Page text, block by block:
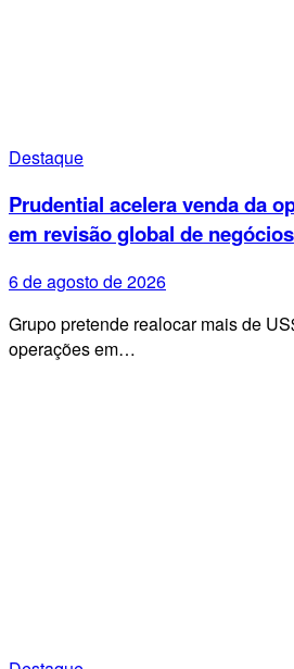
Destaque
Prudential acelera venda da
em revisão global de negócios
6 de agosto de 2026
Grupo pretende realocar mais de
operações em…